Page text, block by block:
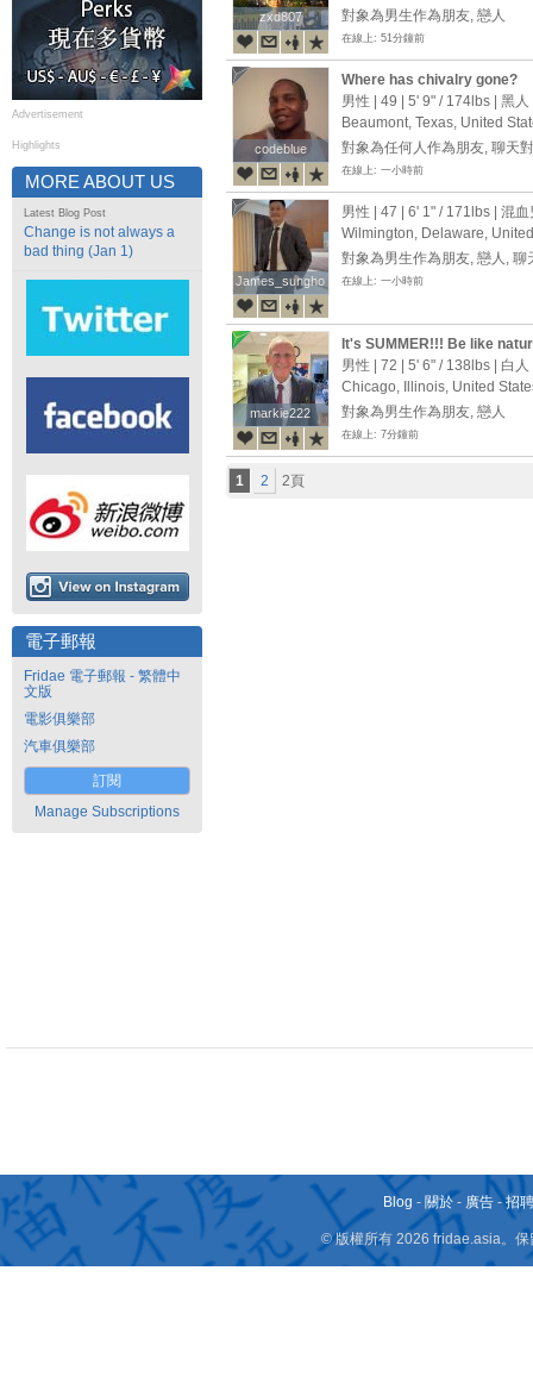
Advertisement
Highlights
MORE ABOUT US
Latest Blog Post
Change is not always a
bad thing (Jan 1)
電子郵報
Fridae 電子郵報 - 繁體中
文版
電影俱樂部
汽車俱樂部
訂閱
Manage Subscriptions
zxd807
zxd807
對象為男生作為朋友, 戀人
在線上: 51分鐘前
codeblue
codeblue
Where has chivalry gone?
男性 | 49 | 5' 9" / 174lbs | 黑人
Beaumont, Texas, United
對象為任何人作為朋友, 聊天
在線上: 一小時前
James_sungho
James_sungho
男性 | 47 | 6' 1" / 171lbs | 混
Wilmington, Delaware,
對象為男生作為朋友, 戀人, 聊
在線上: 一小時前
markie222
markie222
It's SUMMER!!! Be like
me into a loving, long-term
男性 | 72 | 5' 6" / 138lbs | 白人
Chicago, Illinois, United
對象為男生作為朋友, 戀人
在線上: 7分鐘前
1 2 2頁
Blog - 關於 - 廣告 -招
© 版權所有 2026 fridae.asia。